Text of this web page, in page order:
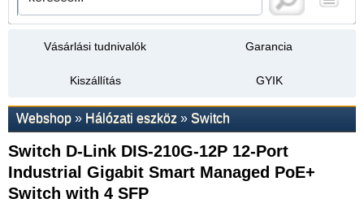
Vásárlási tudnivalók Garancia
Kiszállítás GYIK
Webshop » Hálózati eszköz » Switch
Switch D-Link DIS-210G-12P 12-Port
Industrial Gigabit Smart Managed PoE+
Switch with 4 SFP